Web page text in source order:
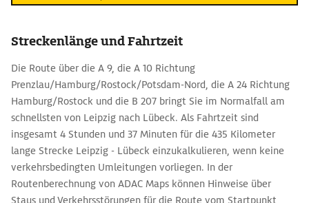
Streckenlänge und Fahrtzeit
Die Route über die A 9, die A 10 Richtung
Prenzlau/Hamburg/Rostock/Potsdam-Nord, die A 24 Richtung
Hamburg/Rostock und die B 207 bringt Sie im Normalfall am
schnellsten von Leipzig nach Lübeck. Als Fahrtzeit sind
insgesamt 4 Stunden und 37 Minuten für die 435 Kilometer
lange Strecke Leipzig - Lübeck einzukalkulieren, wenn keine
verkehrsbedingten Umleitungen vorliegen. In der
Routenberechnung von ADAC Maps können Hinweise über
Staus und Verkehrsstörungen für die Route vom Startpunkt